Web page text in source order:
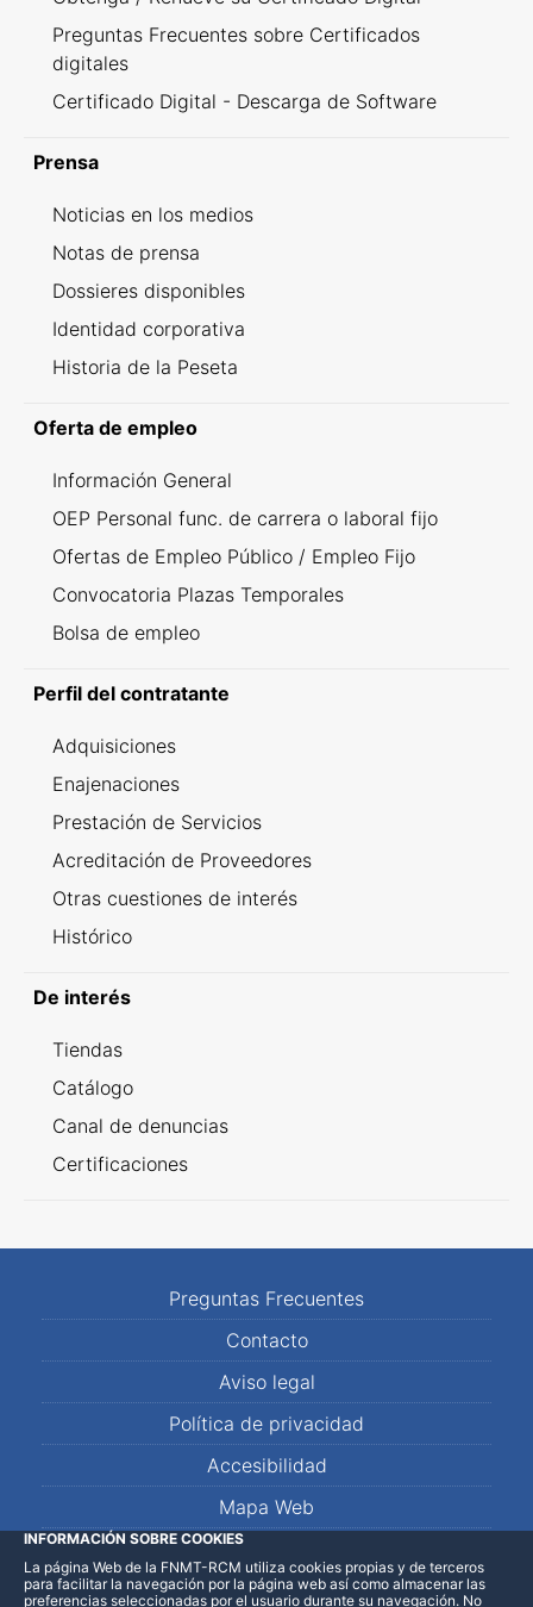
Preguntas Frecuentes sobre Certificados
digitales
Certificado Digital - Descarga de Software
Prensa
Noticias en los medios
Notas de prensa
Dossieres disponibles
Identidad corporativa
Historia de la Peseta
Oferta de empleo
Información General
OEP Personal func. de carrera o laboral fijo
Ofertas de Empleo Público / Empleo Fijo
Convocatoria Plazas Temporales
Bolsa de empleo
Perfil del contratante
Adquisiciones
Enajenaciones
Prestación de Servicios
Acreditación de Proveedores
Otras cuestiones de interés
Histórico
De interés
Tiendas
Catálogo
Canal de denuncias
Certificaciones
Preguntas Frecuentes
Contacto
Aviso legal
Política de privacidad
Accesibilidad
Mapa Web
LinkedInFacebookWhatsApp
INFORMACIÓN SOBRE COOKIES
La página Web de la FNMT-RCM utiliza cookies propias y de terceros
para facilitar la navegación por la página web así como almacenar las
preferencias seleccionadas por el usuario durante su navegación. No